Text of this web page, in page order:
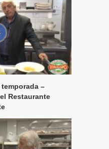
–
Restaurante